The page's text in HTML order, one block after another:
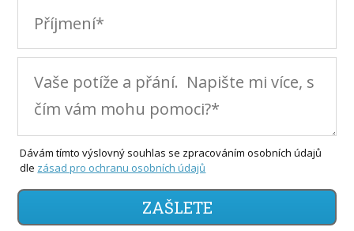
Dávám tímto výslovný souhlas se zpracováním osobních údajů
dle zásad pro ochranu osobních údajů
ZAŠLETE